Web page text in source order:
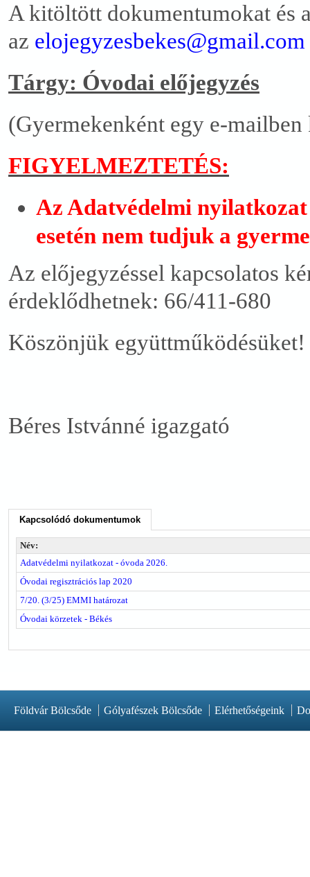
A kitöltött dokumentumokat és
az elojegyzesbekes@gmail.com
Tárgy: Óvodai előjegyzés
(Gyermekenként egy e-
FIGYELMEZTETÉS:
Az Adatvédelmi
esetén nem tudjuk a
Az előjegyzéssel kapcsolatos
érdeklődhetnek: 66/411-680
Köszönjük együttműködésüket!
Béres Istvánné igazgató
Kapcsolódó dokumentumok
Név:
Adatvédelmi nyilatkozat - óvoda 2026.
Óvodai regisztrációs lap 2020
7/20. (3/25) EMMI határozat
Óvodai körzetek - Békés
Földvár Bölcsőde Gólyafészek Bölcsőde Elérhetőségeink